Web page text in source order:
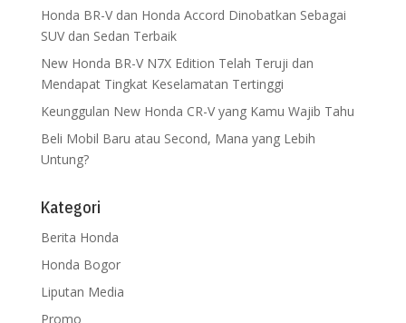
Honda BR-V dan Honda Accord Dinobatkan Sebagai
SUV dan Sedan Terbaik
New Honda BR-V N7X Edition Telah Teruji dan
Mendapat Tingkat Keselamatan Tertinggi
Keunggulan New Honda CR-V yang Kamu Wajib Tahu
Beli Mobil Baru atau Second, Mana yang Lebih
Untung?
Kategori
Berita Honda
Honda Bogor
Liputan Media
Promo